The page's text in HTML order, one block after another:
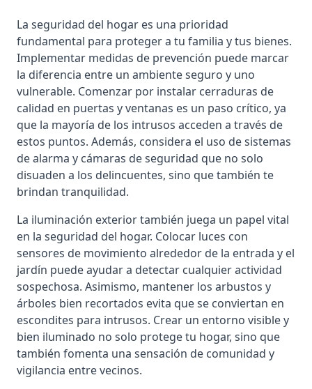
La seguridad del hogar es una prioridad
fundamental para proteger a tu familia y tus bienes.
Implementar medidas de prevención puede marcar
la diferencia entre un ambiente seguro y uno
vulnerable. Comenzar por instalar cerraduras de
calidad en puertas y ventanas es un paso crítico, ya
que la mayoría de los intrusos acceden a través de
estos puntos. Además, considera el uso de sistemas
de alarma y cámaras de seguridad que no solo
disuaden a los delincuentes, sino que también te
brindan tranquilidad.
La iluminación exterior también juega un papel vital
en la seguridad del hogar. Colocar luces con
sensores de movimiento alrededor de la entrada y el
jardín puede ayudar a detectar cualquier actividad
sospechosa. Asimismo, mantener los arbustos y
árboles bien recortados evita que se conviertan en
escondites para intrusos. Crear un entorno visible y
bien iluminado no solo protege tu hogar, sino que
también fomenta una sensación de comunidad y
vigilancia entre vecinos.